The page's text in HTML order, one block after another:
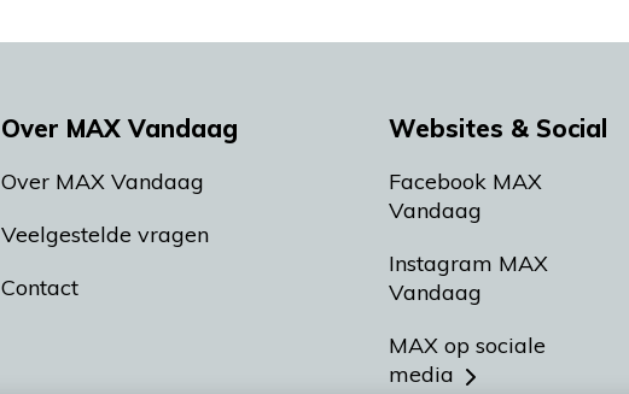
Over MAX Vandaag
Over MAX Vandaag
Veelgestelde vragen
Contact
Websites & Social
Facebook MAX
Vandaag
Instagram MAX
Vandaag
MAX op sociale
media